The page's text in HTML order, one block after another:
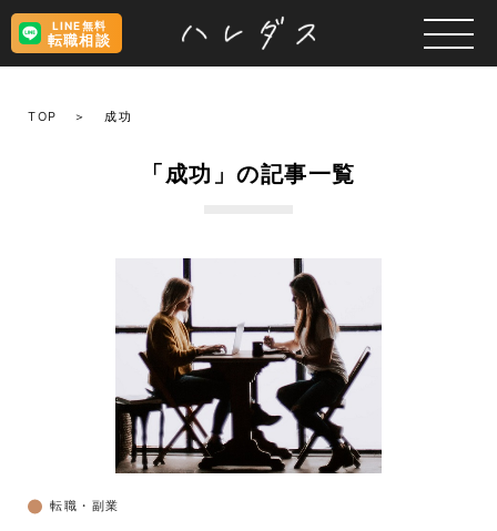
LINE無料
転職相談
TOP 成功
「成功」の記事一覧
転職・副業